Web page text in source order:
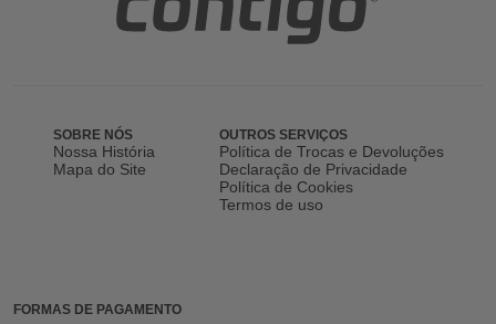
SOBRE NÓS
Nossa História
Mapa do Site
OUTROS SERVIÇOS
Política de Trocas e Devoluções
Declaração de Privacidade
Política de Cookies
Termos de uso
FORMAS DE PAGAMENTO